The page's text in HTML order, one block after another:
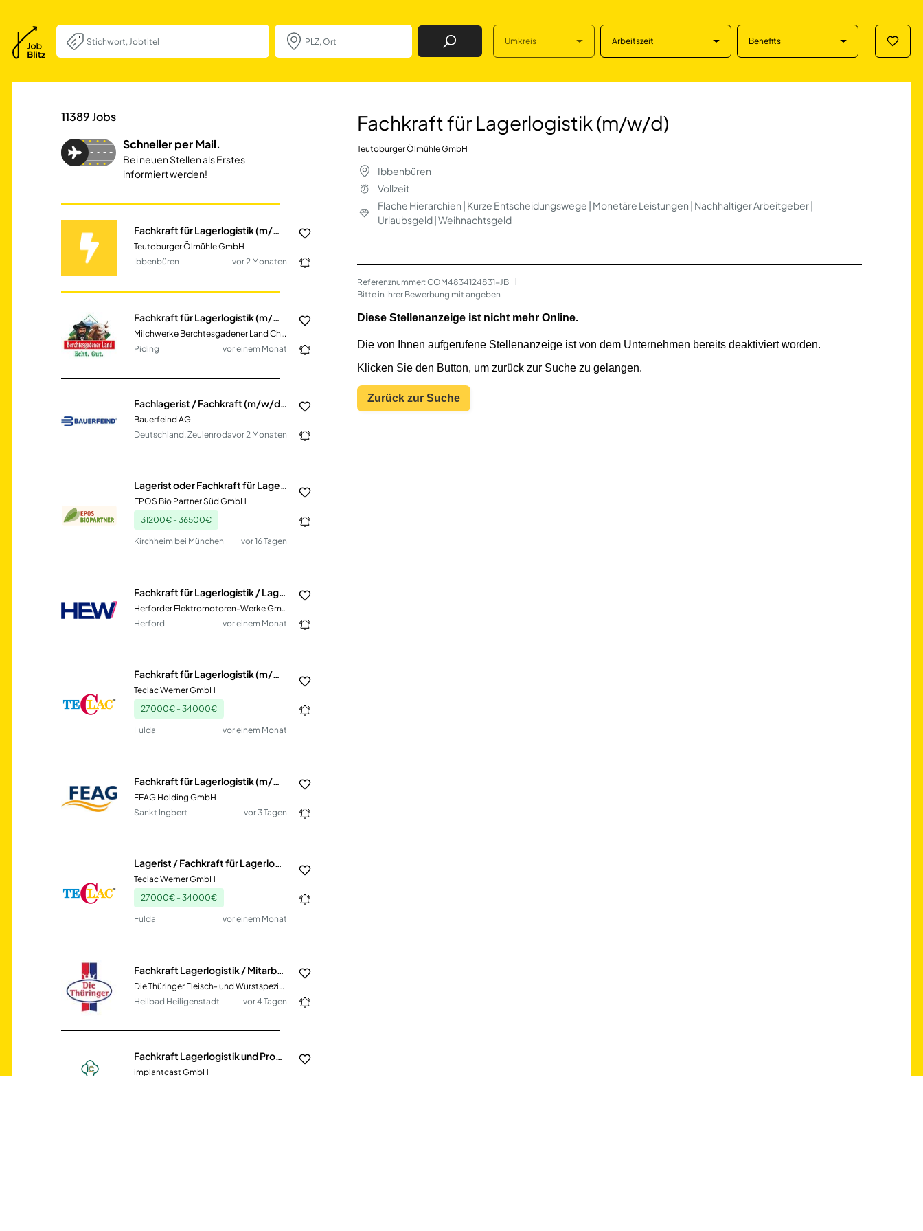
Job Finden Umkreis Arbeitszeit Benefits
Fachkraft für Lagerlogistik (m/w/d) in Ibbenbüren
11389Jobs
Schneller per Mail.
Bei neuen Stellen als Erstes
informiert werden!
Fachkraft für Lagerlogistik (m/w/d)
Teutoburger Ölmühle GmbH
Ibbenbüren
vor 2 Monaten
Fachkraft für Lagerlogistik (m/w/d)
Milchwerke Berchtesgadener Land Chiemgau eG
Piding
vor einem Monat
Fachlagerist / Fachkraft (m/w/d) für Lagerlogistik
Bauerfeind AG
Deutschland, Zeulenrodavor 2 Monaten
Lagerist oder Fachkraft für Lagerlogistik (m/w/d)
EPOS Bio Partner Süd GmbH
31200€ - 36500€
Kirchheim bei München vor 16 Tagen
Fachkraft für Lagerlogistik / Lagermitarbeiter (w/m/d)
Herforder Elektromotoren-Werke GmbH & Co. KG
Herford
vor einem Monat
Fachkraft für Lagerlogistik (m/w/d)
Teclac Werner GmbH
27000€ - 34000€
Fulda vor einem Monat
Fachkraft für Lagerlogistik (m/w/d)
FEAG Holding GmbH
Sankt Ingbert
vor 3 Tagen
Lagerist / Fachkraft für Lagerlogistik (m/w/d) Lacke
Teclac Werner GmbH
27000€ - 34000€
Fulda vor einem Monat
Fachkraft Lagerlogistik / Mitarbeiter Versand / Logistikmitarbeiter (m/w/d)
Die Thüringer Fleisch- und Wurstspezialitäten R. Wagner GmbH
Heilbad Heiligenstadt
vor 4 Tagen
Fachkraft Lagerlogistik und Produktionssteuerung Medizintechnik (m/w/d)
implantcast GmbH
Fachkraft für Lagerlogistik (m/w/d)
Teutoburger Ölmühle GmbH
Ibbenbüren
Vollzeit
Flache Hierarchien | Kurze Entscheidungswege | Monetäre Leistungen | Nachhaltiger Arbeitgeber |
Urlaubsgeld | Weihnachtsgeld
Referenznummer: COM4834124831-JB
Bitte in Ihrer Bewerbung mit angeben